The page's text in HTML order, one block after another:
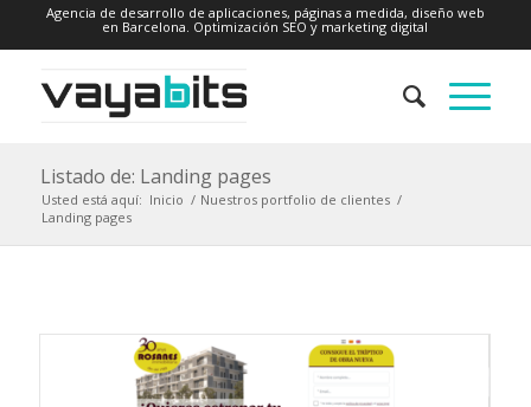
Agencia de desarrollo de aplicaciones, páginas a medida, diseño web
en Barcelona. Optimización SEO y marketing digital
Listado de: Landing pages
Usted está aquí: Inicio / Nuestros portfolio de clientes /
Landing pages